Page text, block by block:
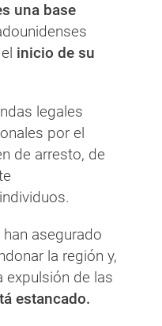
una base
inicio de su
legales
por el
de arresto, de
han asegurado
la región y,
expulsión de las
estancado.